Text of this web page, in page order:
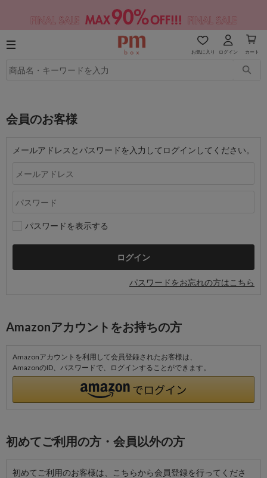
お気に入り ログイン カート
会員のお客様
メールアドレスとパスワードを入力してログインしてください。
パスワードを表示する
パスワードをお忘れの方はこちら
Amazonアカウントをお持ちの方
Amazonアカウントを利用して会員登録されたお客様は、
AmazonのID、パスワードで、ログインすることができます。
初めてご利用の方・会員以外の方
初めてご利用のお客様は、こちらから会員登録を行ってくださ